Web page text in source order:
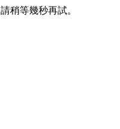
稍等幾秒再試。